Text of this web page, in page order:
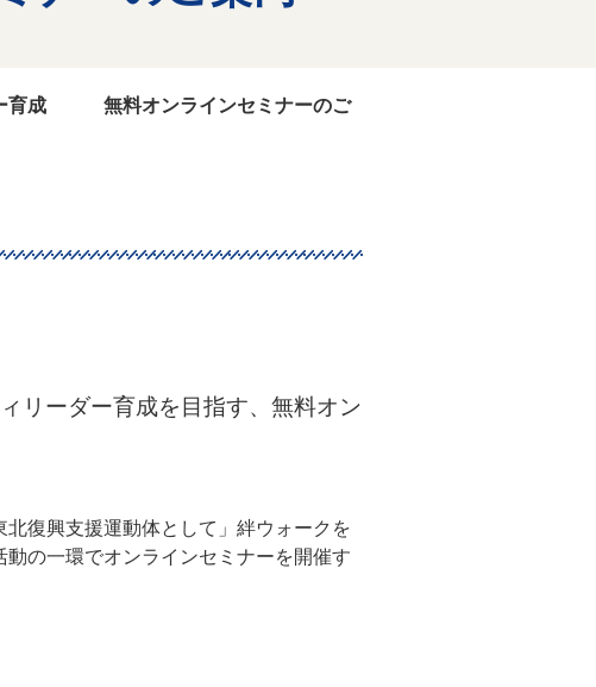
ー育成 無料オンラインセミナーのご
リーダー育成を目指す、無料オン
復興支援運動体として」絆ウォークを
の一環でオンラインセミナーを開催す